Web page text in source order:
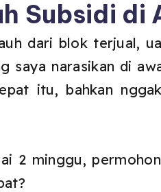
Subsidi di
dari blok terjual,
saya narasikan di
itu, bahkan
2 minggu,